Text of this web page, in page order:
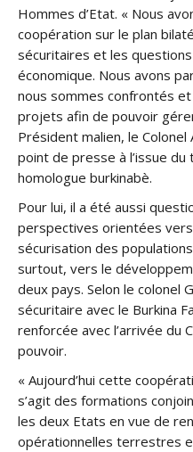
Hommes d’Etat. « Nous
coopération sur le plan
sécuritaires et les
économique. Nous avons
nous sommes confrontés
projets afin de pouvoir
Président malien, le Colonel
point de presse à l’issue
homologue burkinabè.
Pour lui, il a été aussi
perspectives orientées
sécurisation des
surtout, vers le
deux pays. Selon le colonel
sécuritaire avec le Burkina
renforcée avec l’arrivée du
pouvoir.
« Aujourd’hui cette
s’agit des formations
les deux Etats en vue de
opérationnelles terrestres